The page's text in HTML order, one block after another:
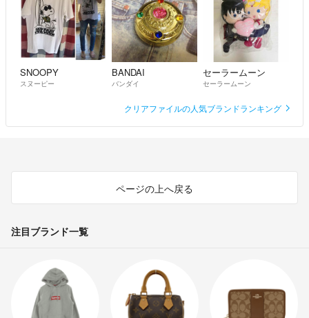
SNOOPY
スヌーピー
BANDAI
バンダイ
セーラームーン
セーラームーン
クリアファイルの人気ブランドランキング
ページの上へ戻る
注目ブランド一覧